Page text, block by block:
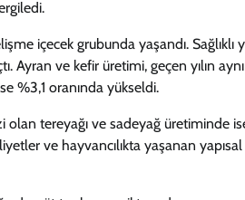
içecek grubunda yaşandı.
Ayran ve kefir üretimi, geçen yılın
%3,1 oranında yükseldi.
tereyağı ve sadeyağ üretiminde
ve hayvancılıkta yaşanan